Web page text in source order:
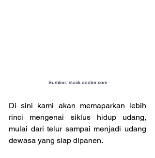
Sumber: stock.adobe.com
Di sini kami akan memaparkan lebih
rinci mengenai siklus hidup udang,
mulai dari telur sampai menjadi udang
dewasa yang siap dipanen.